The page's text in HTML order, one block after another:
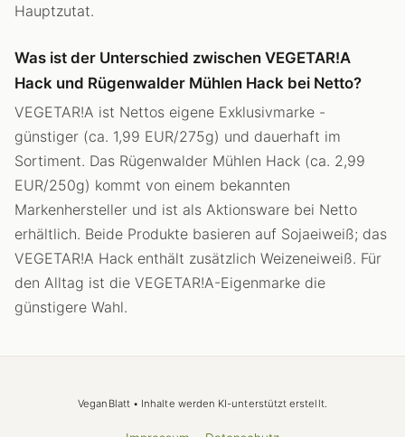
Hauptzutat.
Was ist der Unterschied zwischen VEGETAR!A
Hack und Rügenwalder Mühlen Hack bei Netto?
VEGETAR!A ist Nettos eigene Exklusivmarke -
günstiger (ca. 1,99 EUR/275g) und dauerhaft im
Sortiment. Das Rügenwalder Mühlen Hack (ca. 2,99
EUR/250g) kommt von einem bekannten
Markenhersteller und ist als Aktionsware bei Netto
erhältlich. Beide Produkte basieren auf Sojaeiweiß; das
VEGETAR!A Hack enthält zusätzlich Weizeneiweiß. Für
den Alltag ist die VEGETAR!A-Eigenmarke die
günstigere Wahl.
VeganBlatt • Inhalte werden KI-unterstützt erstellt.